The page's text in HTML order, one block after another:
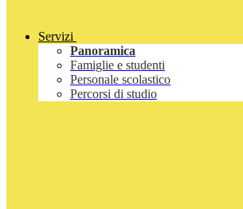
Servizi
Panoramica
Famiglie e studenti
Personale scolastico
Percorsi di studio